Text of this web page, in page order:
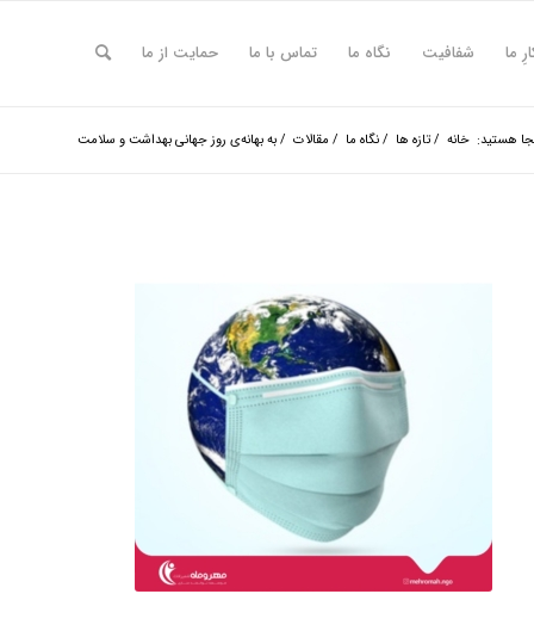
ما شفافیت نگاه ما تماس با ما حمایت از ما
هستید: خانه /تازه ها /نگاه ما / مقالات /به بهانه‌ی روز جهانی بهداشت و سلامت